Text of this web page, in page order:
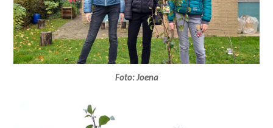
Foto: Joena